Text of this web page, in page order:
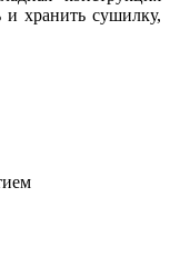
и хранить сушилку,